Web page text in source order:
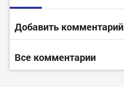
Добавить комментарий
Все комментарии